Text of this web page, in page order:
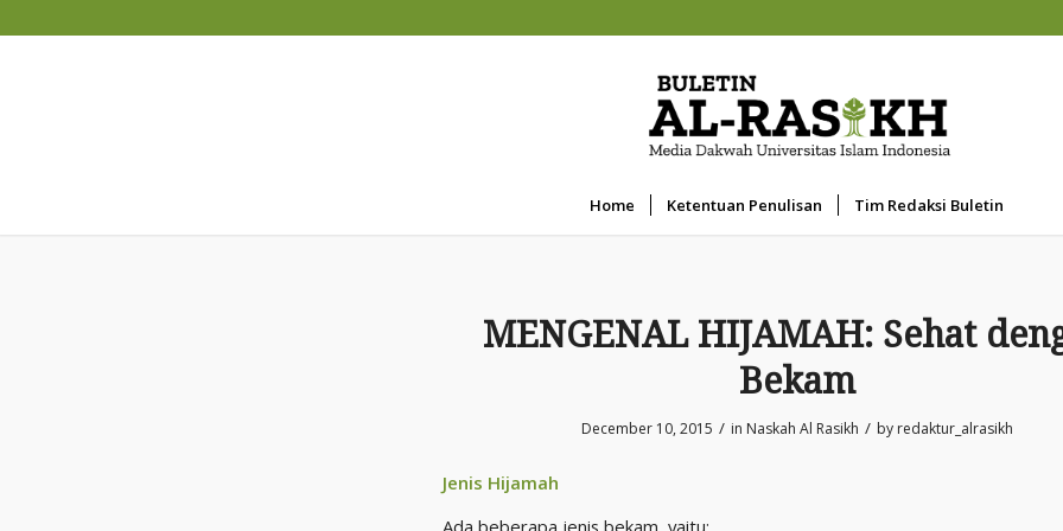
Home Ketentuan Penulisan Tim Redaksi Buletin
MENGENAL HIJAMAH: Sehat
Bekam
December 10, 2015 / in Naskah Al Rasikh / by redaktur_alrasikh
Jenis Hijamah